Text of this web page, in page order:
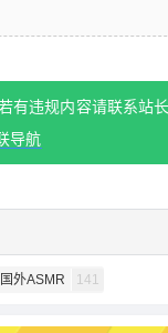
违规内容请联系站长
导航
外ASMR 141